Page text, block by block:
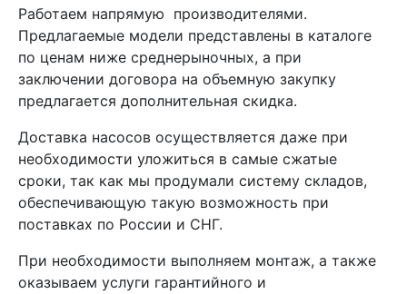
Работаем напрямую производителями.
Предлагаемые модели представлены в каталоге
по ценам ниже среднерыночных, а при
заключении договора на объемную закупку
предлагается дополнительная скидка.
Доставка насосов осуществляется даже при
необходимости уложиться в самые сжатые
сроки, так как мы продумали систему складов,
обеспечивающую такую возможность при
поставках по России и СНГ.
При необходимости выполняем монтаж, а также
оказываем услуги гарантийного и